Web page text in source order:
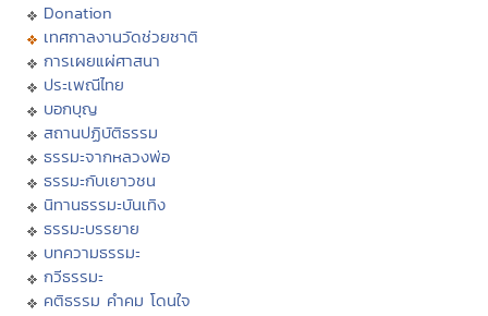
Donation
เทศกาลงานวัดช่วยชาติ
การเผยแผ่ศาสนา
ประเพณีไทย
บอกบุญ
สถานปฏิบัติธรรม
ธรรมะจากหลวงพ่อ
ธรรมะกับเยาวชน
นิทานธรรมะบันเทิง
ธรรมะบรรยาย
บทความธรรมะ
กวีธรรมะ
คติธรรม คำคม โดนใจ